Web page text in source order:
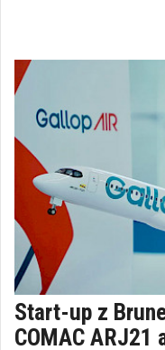
Start-up z
COMAC ARJ21